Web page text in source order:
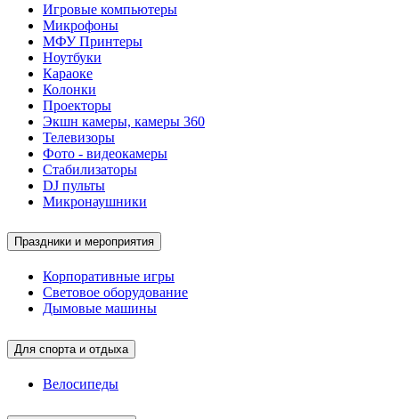
Игровые компьютеры
Микрофоны
МФУ Принтеры
Ноутбуки
Караоке
Колонки
Проекторы
Экшн камеры, камеры 360
Телевизоры
Фото - видеокамеры
Стабилизаторы
DJ пульты
Микронаушники
Праздники и мероприятия
Корпоративные игры
Световое оборудование
Дымовые машины
Для спорта и отдыха
Велосипеды